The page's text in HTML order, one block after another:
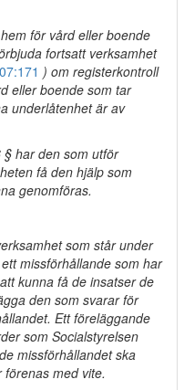
för vård eller boende
fortsatt verksamhet
) om registerkontroll
eller boende som tar
underlåtenhet är av
§ har den som utför
få den hjälp som
genomföras.
som står under
missförhållande som har
kunna få de insatser de
den som svarar för
Ett föreläggande
som Socialstyrelsen
missförhållandet ska
med vite.